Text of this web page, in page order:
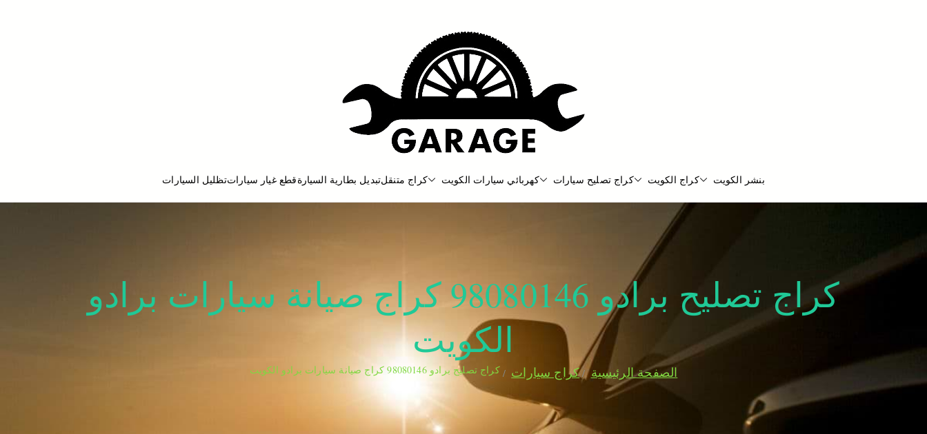
بنشر متنقل
بنشر متنقل الكويت كهرباء وبنشر كراج تصليح سيارات بنشر الكويت كراج الكويت كراج تصليح سيارات كهربائي سيارات الكويت كراج متنقلتبديل بطارية السيارةقطع غيار سياراتتظليل السيارات
كراج تصليح برادو 98080146‬ كراج صيانة سيارات برادو
الكويت
الصفحة الرئيسية كراج سيارات كراج تصليح برادو 98080146‬ كراج صيانة سيارات برادو الكويت